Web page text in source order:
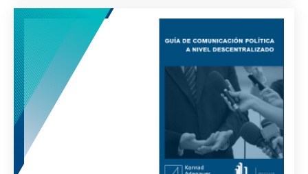
werden die beiden stimmenstärksten
Kandidaten am 5. Juni die Stichwahl
bestreiten.